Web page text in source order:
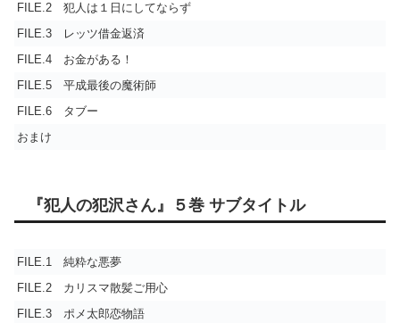
FILE.2 犯人は１日にしてならず
FILE.3 レッツ借金返済
FILE.4 お金がある！
FILE.5 平成最後の魔術師
FILE.6 タブー
おまけ
『犯人の犯沢さん』５巻 サブタイトル
FILE.1 純粋な悪夢
FILE.2 カリスマ散髪ご用心
FILE.3 ポメ太郎恋物語